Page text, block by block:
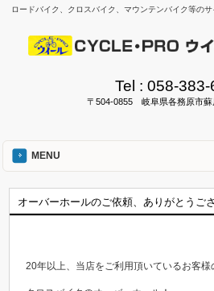
ロードバイク、クロスバイク、マウンテンバイク等の
Tel :058-383-
〒504-0855 岐阜県各務原市蘇
MENU
オーバーホールのご依頼、ありがとうご
20年以上、当店をご利用頂いているお客様